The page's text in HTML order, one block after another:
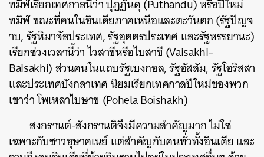
ทมิฬเรียกเทศกาลนี้ว่า ปุฏฏันดุ (Puthandu) หรือปีใหม่
ทมิฬ ขณะที่คนในอินเดียภาคเหนือและตะวันตก (รัฐปัญจ
าบ, รัฐหิมาจัลประเทศ, รัฐอุตตรประเทศ และรัฐหรรยานะ)
เรียกช่วงเวลานี้ว่า ไวสาขีหรือไบสาขี (Vaisakhi-
Baisakhi) ส่วนคนในแถบรัฐเบงกอล, รัฐอัสสัม, รัฐโอริสสา
และประเทศบังกลาเทศ นิยมเรียกเทศกาลปีใหม่ของพวก
เขาว่า โพเหลาไบษาข (Pohela Boishakh)
สงกรานต์-สังกรานติจึงมีความสำคัญมาก ไม่ใช่
เฉพาะกับชาวอุษาคเนย์ แต่สำคัญกับคนทั่วทั้งอินเดีย และ